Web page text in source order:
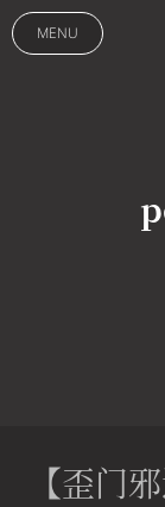
MENU
【歪门